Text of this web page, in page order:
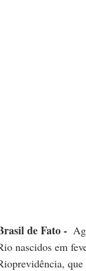
de Fato -
nascidos em
que